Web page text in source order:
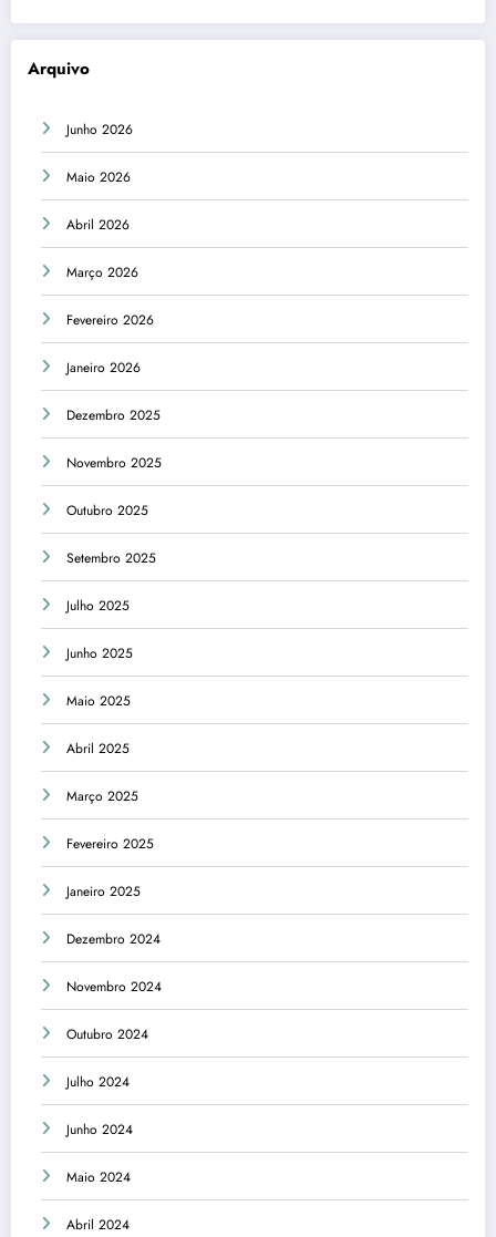
Arquivo
Junho 2026
Maio 2026
Abril 2026
Março 2026
Fevereiro 2026
Janeiro 2026
Dezembro 2025
Novembro 2025
Outubro 2025
Setembro 2025
Julho 2025
Junho 2025
Maio 2025
Abril 2025
Março 2025
Fevereiro 2025
Janeiro 2025
Dezembro 2024
Novembro 2024
Outubro 2024
Julho 2024
Junho 2024
Maio 2024
Abril 2024